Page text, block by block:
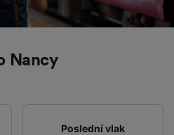
Nancy
Poslední vlak
process data to provide:
data. Actively scan
on a device.
and content,